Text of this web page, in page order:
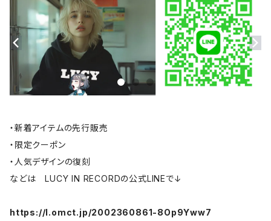
・新着アイテムの先行販売
・限定クーポン
・人気デザインの復刻
などは LUCY IN RECORDの公式LINEで↓
https://l.omct.jp/2002360861-8Op9Yww7